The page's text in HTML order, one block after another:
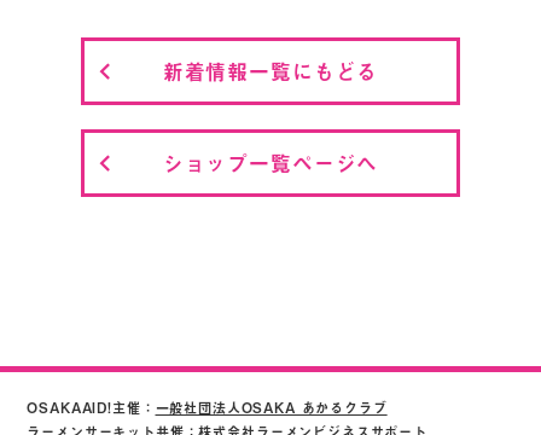
新着情報一覧にもどる
ショップ一覧ページへ
OSAKAAID!主催： 一般社団法人OSAKA あかるクラブ